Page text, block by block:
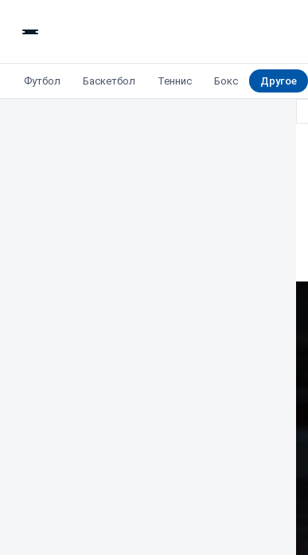
Футбол Баскетбол Теннис Бокс Другое